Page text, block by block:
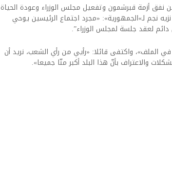
أزمة قبرشمون وتفعيل مجلس الوزراء وعودة الحياة
نجم لـ»الجمهورية»: «مجرد اجتماع الرئيسين يوحي
دائم لعقد جلسة لمجلس الوزراء”.
الملف»، واكتفى قائلا: «رأيي من رأي الشعب، نريد أن
والاعتراف بأنّ هذا البلد أكبر منّا جميعا».